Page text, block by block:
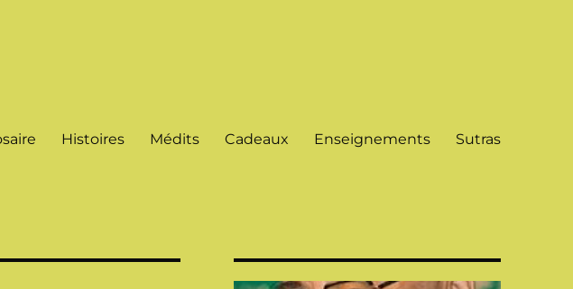
Histoires Médits Cadeaux Enseignements Sutras